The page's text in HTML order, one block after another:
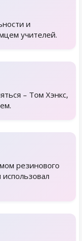
и
учителей.
– Том Хэнкс,
резинового